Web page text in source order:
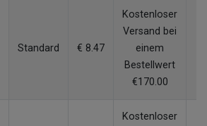
Standard € 8.47
Kostenloser
Versand bei
einem
Bestellwert
€170.00
Kostenloser